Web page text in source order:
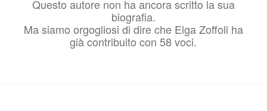
Questo autore non ha ancora scritto la sua
biografia.
Ma siamo orgogliosi di dire che Elga Zoffoli ha
già contribuito con 58 voci.